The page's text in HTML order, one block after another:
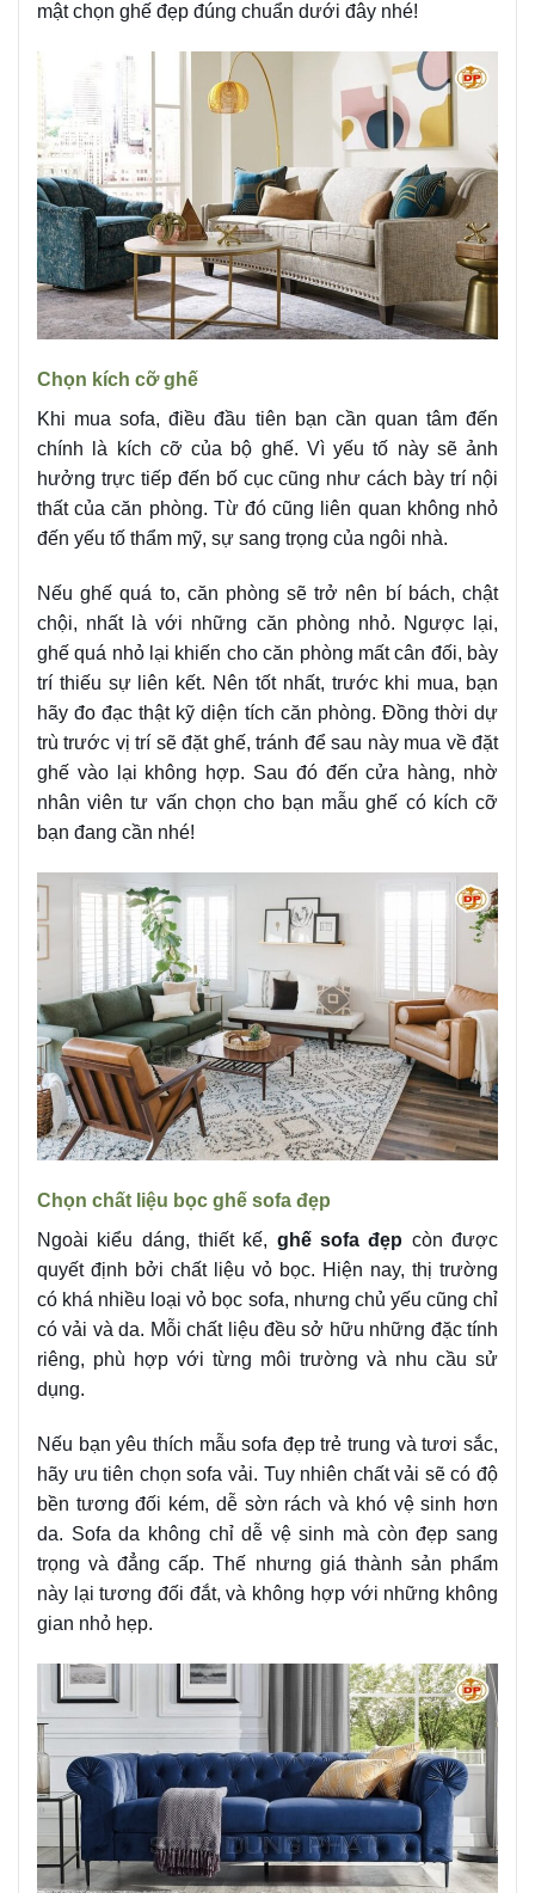
mật chọn ghế đẹp đúng chuẩn dưới đây nhé!
Chọn kích cỡ ghế
Khi mua sofa, điều đầu tiên bạn cần quan tâm đến
chính là kích cỡ của bộ ghế. Vì yếu tố này sẽ ảnh
hưởng trực tiếp đến bố cục cũng như cách bày trí nội
thất của căn phòng. Từ đó cũng liên quan không nhỏ
đến yếu tố thẩm mỹ, sự sang trọng của ngôi nhà.
Nếu ghế quá to, căn phòng sẽ trở nên bí bách, chật
chội, nhất là với những căn phòng nhỏ. Ngược lại,
ghế quá nhỏ lại khiến cho căn phòng mất cân đối, bày
trí thiếu sự liên kết. Nên tốt nhất, trước khi mua, bạn
hãy đo đạc thật kỹ diện tích căn phòng. Đồng thời dự
trù trước vị trí sẽ đặt ghế, tránh để sau này mua về đặt
ghế vào lại không hợp. Sau đó đến cửa hàng, nhờ
nhân viên tư vấn chọn cho bạn mẫu ghế có kích cỡ
bạn đang cần nhé!
Chọn chất liệu bọc ghế sofa đẹp
Ngoài kiểu dáng, thiết kế, ghế sofa đẹp còn được
quyết định bởi chất liệu vỏ bọc. Hiện nay, thị trường
có khá nhiều loại vỏ bọc sofa, nhưng chủ yếu cũng chỉ
có vải và da. Mỗi chất liệu đều sở hữu những đặc tính
riêng, phù hợp với từng môi trường và nhu cầu sử
dụng.
Nếu bạn yêu thích mẫu sofa đẹp trẻ trung và tươi sắc,
hãy ưu tiên chọn sofa vải. Tuy nhiên chất vải sẽ có độ
bền tương đối kém, dễ sờn rách và khó vệ sinh hơn
da. Sofa da không chỉ dễ vệ sinh mà còn đẹp sang
trọng và đẳng cấp. Thế nhưng giá thành sản phẩm
này lại tương đối đắt, và không hợp với những không
gian nhỏ hẹp.